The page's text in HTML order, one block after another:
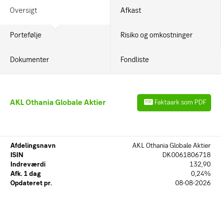
Oversigt Afkast
Portefølje Risiko og omkostninger
Dokumenter Fondliste
AKL Othania Globale Aktier PDF Faktaark som PDF
Afdelingsnavn
AKL Othania Globale Aktier
ISIN
DK0061806718
Indreværdi
132,90
Afk. 1 dag
0,24%
Opdateret pr.
08-08-2026